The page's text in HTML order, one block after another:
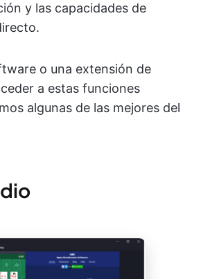
y las capacidades de
o una extensión de
a estas funciones
algunas de las mejores del